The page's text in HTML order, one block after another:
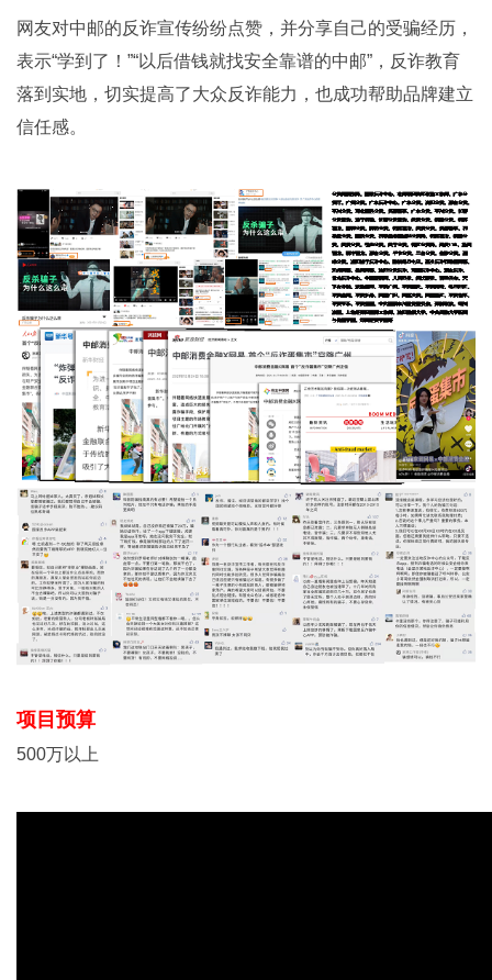
网友对中邮的反诈宣传纷纷点赞，并分享自己的受骗经历，
表示“学到了！”“以后借钱就找安全靠谱的中邮”，反诈教育
落到实地，切实提高了大众反诈能力，也成功帮助品牌建立
信任感。
项目预算
500万以上